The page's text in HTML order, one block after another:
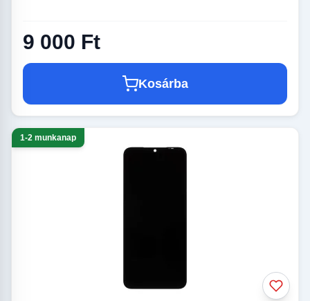
9 000 Ft
Kosárba
1-2 munkanap